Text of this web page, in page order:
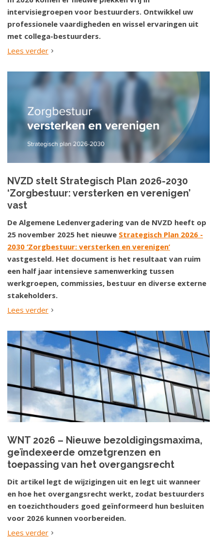
intervisiegroepen voor bestuurders. Ontwikkel uw
professionele vaardigheden en wissel ervaringen uit
met collega-bestuurders.
Lees verder
NVZD stelt Strategisch Plan 2026-2030
‘Zorgbestuur: versterken en verenigen’
vast
De Algemene Ledenvergadering van de NVZD heeft op
25 november 2025 het nieuwe Strategisch Plan 2026 -
2030 ‘Zorgbestuur: versterken en verenigen’
vastgesteld. Het document is het resultaat van ruim
een half jaar intensieve samenwerking tussen
werkgroepen, commissies, bestuur en diverse externe
stakeholders.
Lees verder
WNT 2026 – Nieuwe bezoldigingsmaxima,
geïndexeerde omzetgrenzen en
toepassing van het overgangsrecht
Dit artikel legt de wijzigingen uit en legt uit wanneer
en hoe het overgangsrecht werkt, zodat bestuurders
en toezichthouders goed geïnformeerd hun besluiten
voor 2026 kunnen voorbereiden.
Lees verder